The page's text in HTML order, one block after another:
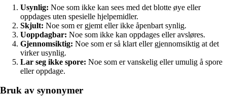
Usynlig: Noe som ikke kan sees med det blotte øye eller
oppdages uten spesielle hjelpemidler.
Skjult: Noe som er gjemt eller ikke åpenbart synlig.
Uoppdagbar: Noe som ikke kan oppdages eller avsløres.
Gjennomsiktig: Noe som er så klart eller gjennomsiktig at det
virker usynlig.
Lar seg ikke spore: Noe som er vanskelig eller umulig å spore
eller oppdage.
Bruk av synonymer